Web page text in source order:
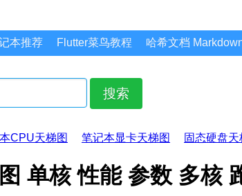
本推荐 Flutter菜鸟教程 哈希文档
搜索
CPU天梯图 笔记本显卡天梯图 固态硬盘天
单核 性能 参数 多核